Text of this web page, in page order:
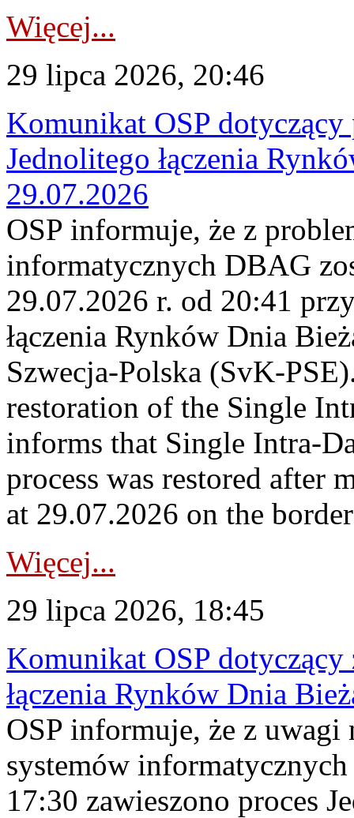
Więcej...
29 lipca 2026, 20:46
Komunikat OSP
Jednolitego łączenia
29.07.2026
OSP informuje, że z
informatycznych DBAG
29.07.2026 r. od 20:41
łączenia Rynków Dnia
Szwecja-Polska (SvK-
restoration of the Single
informs that Single Intra-
process was restored after
at 29.07.2026 on the
Więcej...
29 lipca 2026, 18:45
Komunikat OSP dotyczący
łączenia Rynków Dnia
OSP informuje, że z uwagi
systemów
17:30 zawieszono proces